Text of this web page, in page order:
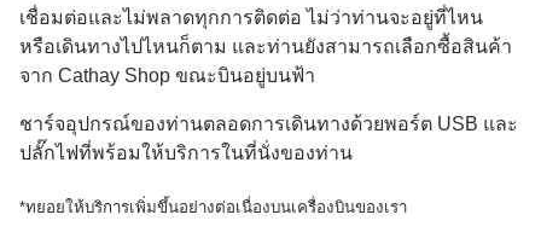
เชื่อมต่อและไม่พลาดทุกการติดต่อ ไม่ว่าท่านจะอยู่ที่ไหน
หรือเดินทางไปไหนก็ตาม และท่านยังสามารถเลือกซื้อสินค้า
จาก Cathay Shop ขณะบินอยู่บนฟ้า
ชาร์จอุปกรณ์ของท่านตลอดการเดินทางด้วยพอร์ต USB และ
ปลั๊กไฟที่พร้อมให้บริการในที่นั่งของท่าน
*ทยอยให้บริการเพิ่มขึ้นอย่างต่อเนื่องบนเครื่องบินของเรา